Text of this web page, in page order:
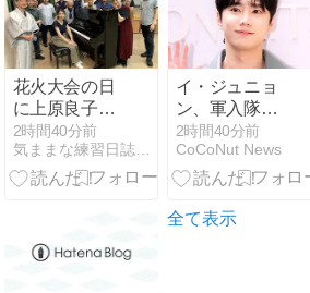
Sunday edition
/ 1Cabin
花火大会の日
に上原良子先
生降臨！ 今期
初セッション
の巻
2時間40分前
気ままな練習日誌〜前橋男声合唱団〜
イ・ジュニョ
ン、軍入隊後
にまさかの展
開…男性との
「妙な関係」
2時間40分前
CoCoNut News
全て表示